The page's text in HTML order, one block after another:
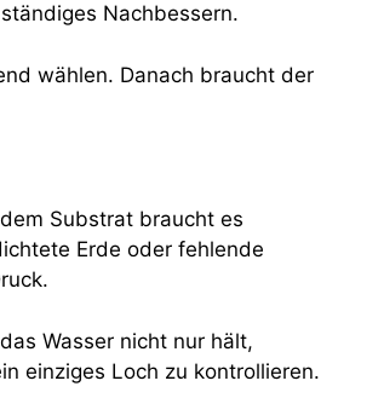
Nachbessern.
wählen. Danach braucht der
Substrat braucht es
Erde oder fehlende
Wasser nicht nur hält,
einziges Loch zu kontrollieren.